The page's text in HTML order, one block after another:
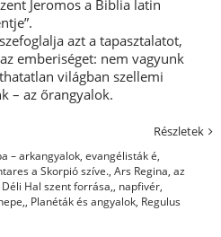
Jeromos a Biblia latin
azt a tapasztalatot,
emberiséget: nem vagyunk
világban szellemi
– az őrangyalok.
Részletek
– arkangyalok, evangélisták é,
a Skorpió szíve., Ars Regina, az
Hal szent forrása,, napfivér,
, Planéták és angyalok, Regulus